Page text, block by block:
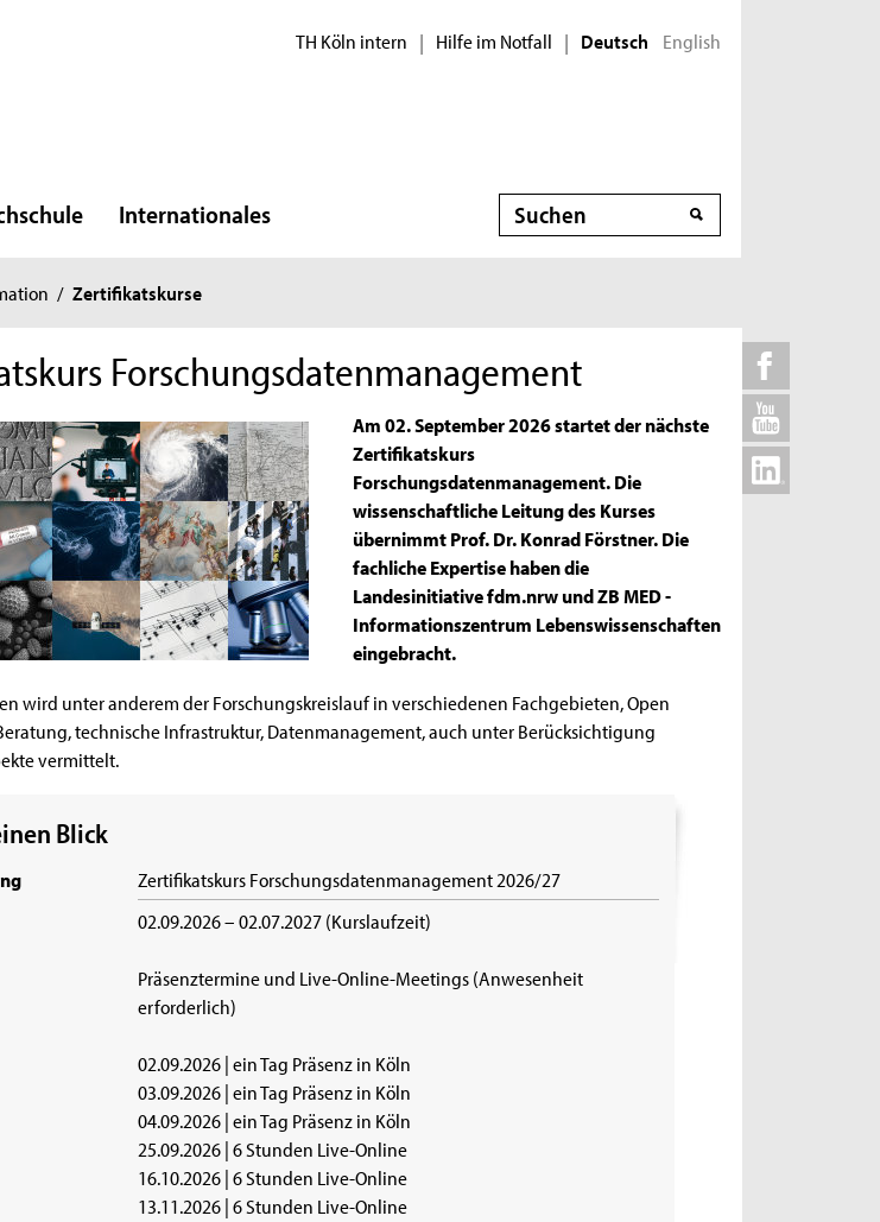
TH Köln intern | Hilfe im Notfall | Deutsch English
Internationales Suche
/ Zertifikatskurse
Forschungsdatenmanagement
Am 02. September 2026 startet der nächste
Zertifikatskurs
Forschungsdatenmanagement. Die
wissenschaftliche Leitung des Kurses
übernimmt Prof. Dr. Konrad Förstner. Die
fachliche Expertise haben die
Landesinitiative fdm.nrw und ZB MED -
Informationszentrum Lebenswissenschaften
eingebracht.
wird unter anderem der Forschungskreislauf in verschiedenen Fachgebieten, Open
technische Infrastruktur, Datenmanagement, auch unter Berücksichtigung
vermittelt.
Blick
Zertifikatskurs Forschungsdatenmanagement 2026/27
02.09.2026 – 02.07.2027 (Kurslaufzeit)
Präsenztermine und Live-Online-Meetings (Anwesenheit
erforderlich)
02.09.2026 | ein Tag Präsenz in Köln
03.09.2026 | ein Tag Präsenz in Köln
04.09.2026 | ein Tag Präsenz in Köln
25.09.2026 | 6 Stunden Live-Online
16.10.2026 | 6 Stunden Live-Online
13.11.2026 | 6 Stunden Live-Online